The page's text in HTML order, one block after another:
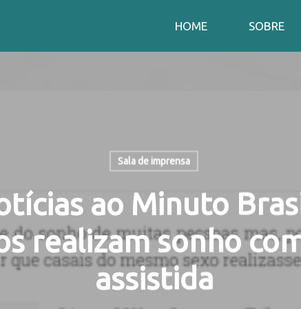
HOME SOBRE
Sala de imprensa
ao Minuto
realizam sonho
assistida